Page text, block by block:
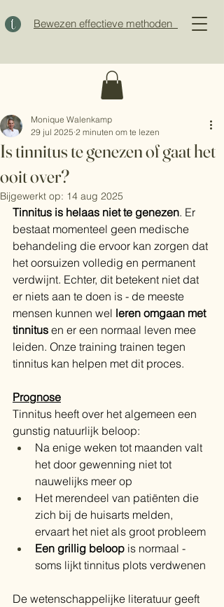
Bewezen effectieve methoden
Is tinnitus te genezen of gaat het
ooit over?
Monique Walenkamp
29 jul 2025 2 minuten om te lezen
Bijgewerkt op: 14 aug 2025
Tinnitus is helaas niet te genezen. Er
bestaat momenteel geen medische
behandeling die ervoor kan zorgen dat
het oorsuizen volledig en permanent
verdwijnt. Echter, dit betekent niet dat
er niets aan te doen is - de meeste
mensen kunnen wel leren omgaan met
tinnitus en er een normaal leven mee
leiden. Onze training trainen tegen
tinnitus kan helpen met dit proces.
Prognose
Tinnitus heeft over het algemeen een
gunstig natuurlijk beloop:
Na enige weken tot maanden valt
het door gewenning niet tot
nauwelijks meer op
Het merendeel van patiënten die
zich bij de huisarts melden,
ervaart het niet als groot probleem
Een grillig beloop is normaal -
soms lijkt tinnitus plots verdwenen
De wetenschappelijke literatuur geeft